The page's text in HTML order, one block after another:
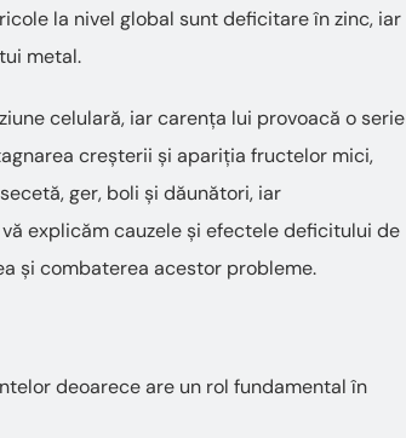
la nivel global sunt deficitare în zinc, iar
metal.
celulară, iar carența lui provoacă o serie
creșterii și apariția fructelor mici,
ger, boli și dăunători, iar
explicăm cauzele și efectele deficitului de
și combaterea acestor probleme.
deoarece are un rol fundamental în